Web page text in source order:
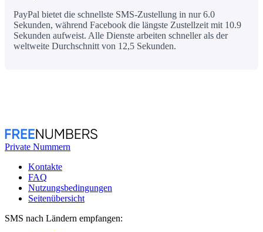
PayPal bietet die schnellste SMS-Zustellung in nur 6.0
Sekunden, während Facebook die längste Zustellzeit mit 10.9
Sekunden aufweist. Alle Dienste arbeiten schneller als der
weltweite Durchschnitt von 12,5 Sekunden.
Private Nummern
Kontakte
FAQ
Nutzungsbedingungen
Seitenübersicht
SMS nach Ländern empfangen: